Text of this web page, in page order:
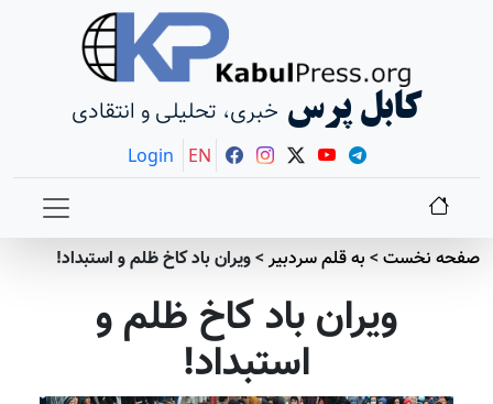
کابل پرس خبری، تحلیلی و انتقادی
Login EN
صفحه نخست> به قلم سردبير>ویران باد کاخ ظلم و استبداد!
ویران باد کاخ ظلم و
استبداد!